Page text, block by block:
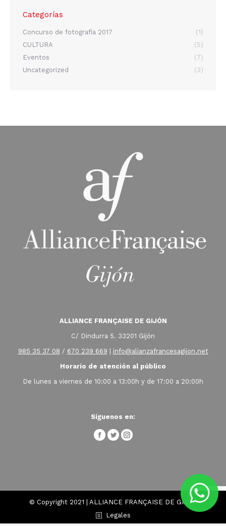
Categorías
Concurso de fotografía 2017
(1)
CULTURA
(5)
Eventos
(7)
Uncategorized
(3)
ALLIANCE FRANÇAISE DE GIJÓN
C/ Dindurra 5. 33201 Gijón
985 35 37 08 / 670 239 669
info@alianzafrancesagijon.net
Horario de atención al público
De lunes a viernes de 10:00 a 13:00h y de 17:00 a 20:00h
Síguenos en:
Facebook
twitterinstagram
© Copyright 2021 | ALLIANCE FRANÇAISE DE GIJÓN
Legales